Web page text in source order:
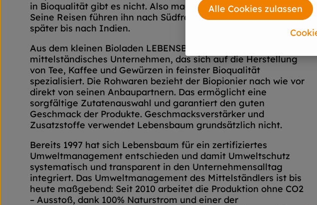
in Bioqualität gibt es nicht. Also macht er sich auf die Suche.
Seine Reisen führen ihn nach Südfrankreich, Ägypten und
später bis nach Indien.
Aus dem kleinen Bioladen LEBENSBAUM wird ein
mittelständisches Unternehmen, das sich auf die Herstellung
von Tee, Kaffee und Gewürzen in feinster Bioqualität
spezialisiert. Die Rohwaren bezieht der Biopionier nach wie vor
direkt von seinen Anbaupartnern. Das ermöglicht eine
sorgfältige Zutatenauswahl und garantiert den guten
Geschmack der Produkte. Geschmacksverstärker und
Zusatzstoffe verwendet Lebensbaum grundsätzlich nicht.
Bereits 1997 hat sich Lebensbaum für ein zertifiziertes
Umweltmanagement entschieden und damit Umweltschutz
systematisch und transparent in den Unternehmensalltag
integriert. Das Umweltmanagement des Mittelständlers ist bis
heute maßgebend: Seit 2010 arbeitet die Produktion ohne CO2
– Ausstoß, dank 100% Naturstrom und einer der
Alle Cookies zulassen